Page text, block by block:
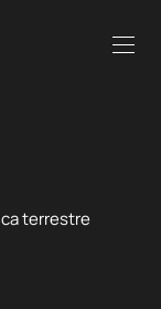
terrestre